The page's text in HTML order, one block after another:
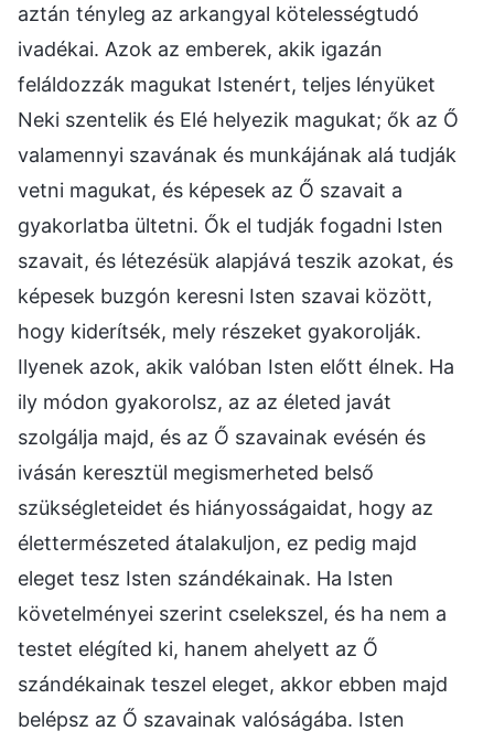
aztán tényleg az arkangyal kötelességtudó
ivadékai. Azok az emberek, akik igazán
feláldozzák magukat Istenért, teljes lényüket
Neki szentelik és Elé helyezik magukat; ők az Ő
valamennyi szavának és munkájának alá tudják
vetni magukat, és képesek az Ő szavait a
gyakorlatba ültetni. Ők el tudják fogadni Isten
szavait, és létezésük alapjává teszik azokat, és
képesek buzgón keresni Isten szavai között,
hogy kiderítsék, mely részeket gyakorolják.
Ilyenek azok, akik valóban Isten előtt élnek. Ha
ily módon gyakorolsz, az az életed javát
szolgálja majd, és az Ő szavainak evésén és
ivásán keresztül megismerheted belső
szükségleteidet és hiányosságaidat, hogy az
élettermészeted átalakuljon, ez pedig majd
eleget tesz Isten szándékainak. Ha Isten
követelményei szerint cselekszel, és ha nem a
testet elégíted ki, hanem ahelyett az Ő
szándékainak teszel eleget, akkor ebben majd
belépsz az Ő szavainak valóságába. Isten